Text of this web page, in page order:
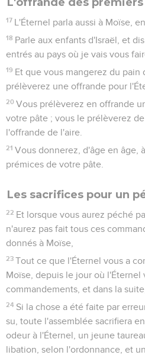
17 L'Éternel parla aussi à Moïse,
18 Parle aux enfants d'Israël, et
entrés au pays où je vais vous
19 Et que vous mangerez du pain
prélèverez une offrande pour
20 Vous prélèverez en offrande
votre pâte ; vous le prélèverez
l'offrande de l'aire.
21 Vous donnerez, d'âge en âge,
prémices de votre pâte.
Les sacrifices pour un
22 Et lorsque vous aurez péché
n'aurez pas fait tous ces
donnés à Moïse,
23 Tout ce que l'Éternel vous a
Moïse, depuis le jour où l'Éternel
commandements, et dans la
24 Si la chose a été faite par
su, toute l'assemblée sacrifiera
odeur à l'Éternel, un jeune
libation, selon l'ordonnance, et